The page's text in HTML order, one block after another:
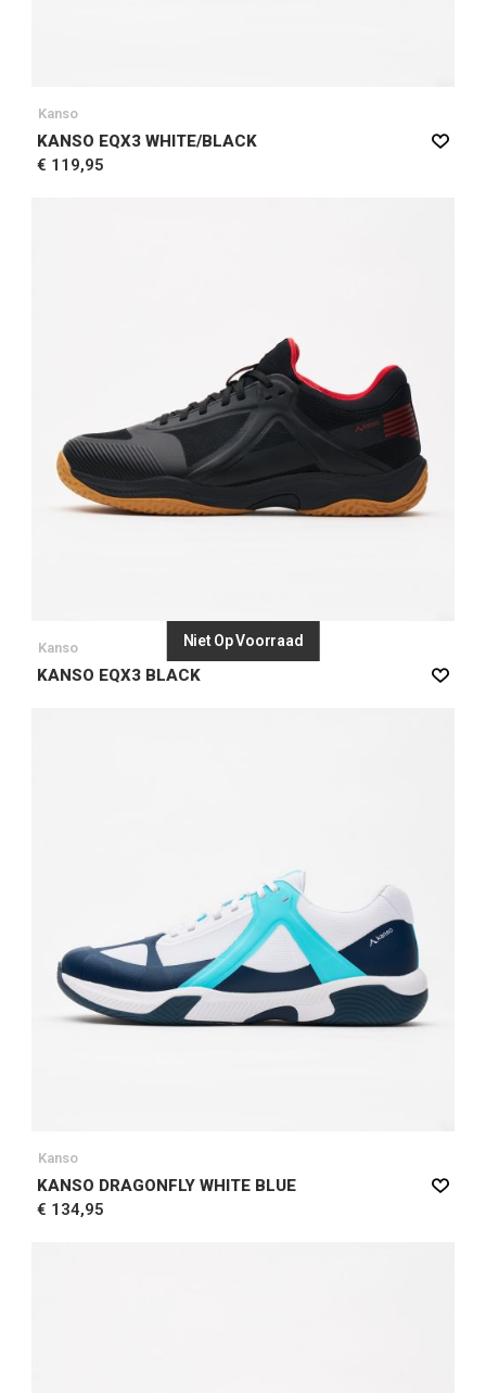
Kanso
KANSO EQX3 WHITE/BLACK
€ 119,95
Niet Op Voorraad
Kanso
KANSO EQX3 BLACK
Kanso
KANSO DRAGONFLY WHITE BLUE
€ 134,95